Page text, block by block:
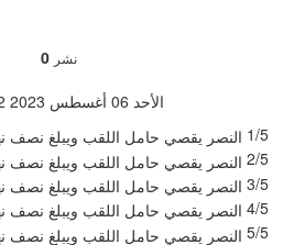
0 نشر
الأحد 06 أغسطس 2023 08:22 مساءً
1/5
2/5
3/5
4/5
5/5